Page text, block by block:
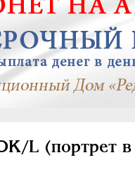
L (портрет